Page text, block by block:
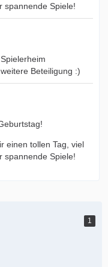
spannende Spiele!
Beteiligung :)
einen tollen Tag, viel
spannende Spiele!
1